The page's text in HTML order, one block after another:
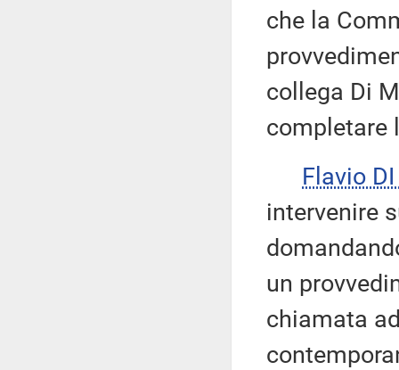
che la
collega Di
completare
Flavio
intervenire
un
chiamata